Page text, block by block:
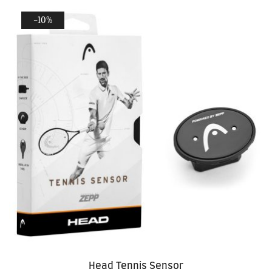
-10%
Head Tennis Sensor